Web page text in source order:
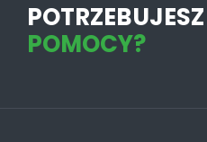
POTRZEBUJESZ
POMOCY?